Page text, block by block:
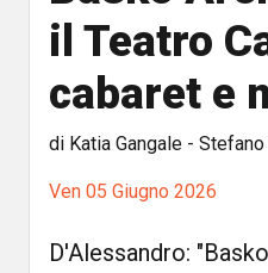
il Teatro
cabaret e
di Katia Gangale -
Ven 05 Giugno 2026
D'Alessandro: